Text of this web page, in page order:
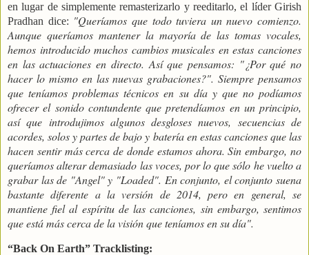
en lugar de simplemente remasterizarlo y reeditarlo, el líder Girish
Pradhan dice: "Queríamos que todo tuviera un nuevo comienzo.
Aunque queríamos mantener la mayoría de las tomas vocales,
hemos introducido muchos cambios musicales en estas canciones
en las actuaciones en directo. Así que pensamos: "¿Por qué no
hacer lo mismo en las nuevas grabaciones?". Siempre pensamos
que teníamos problemas técnicos en su día y que no podíamos
ofrecer el sonido contundente que pretendíamos en un principio,
así que introdujimos algunos desgloses nuevos, secuencias de
acordes, solos y partes de bajo y batería en estas canciones que las
hacen sentir más cerca de donde estamos ahora. Sin embargo, no
queríamos alterar demasiado las voces, por lo que sólo he vuelto a
grabar las de "Angel" y "Loaded". En conjunto, el conjunto suena
bastante diferente a la versión de 2014, pero en general, se
mantiene fiel al espíritu de las canciones, sin embargo, sentimos
que está más cerca de la visión que teníamos en su día".
“Back On Earth” Tracklisting: